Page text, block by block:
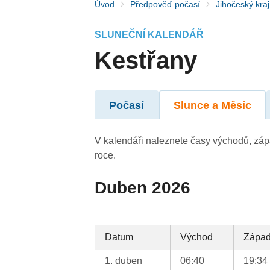
Úvod Předpověď počasí Jihočeský kraj
SLUNEČNÍ KALENDÁŘ
Kestřany
Počasí Slunce a Měsíc
V kalendáři naleznete časy východů,
roce.
Duben 2026
Datum Východ
1. duben 06:40 19:34